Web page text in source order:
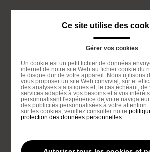
recherche
Proposé par
are
Ce site utilise des
Gérer vos cookies
Un cookie est un petit fichier de données
internet de notre site Web au fichier cookie du
le disque dur de votre appareil. Nous utilisons
vous proposer un site Web convivial, sûr et
des analyses statistiques et, le cas échéant,
services adaptés à vos besoins et à vos
personnalisant l'expérience de votre
des publicités personnalisées à votre
sur les cookies, veuillez consulter notre
protection des données personnelles.